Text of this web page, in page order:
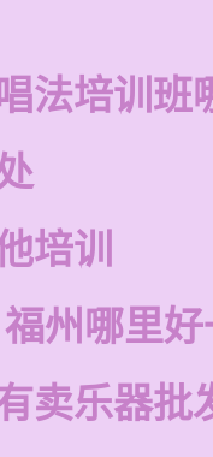
法培训班
培训
州哪里
卖乐器批